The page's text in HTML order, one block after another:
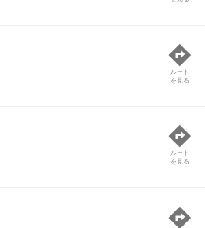
ルート
を見る
ルート
を見る